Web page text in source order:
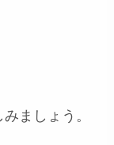
ましょう。